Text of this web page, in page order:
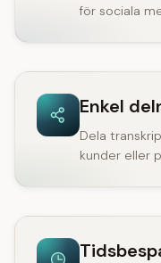
för sociala
Enkel
Dela
kunder eller